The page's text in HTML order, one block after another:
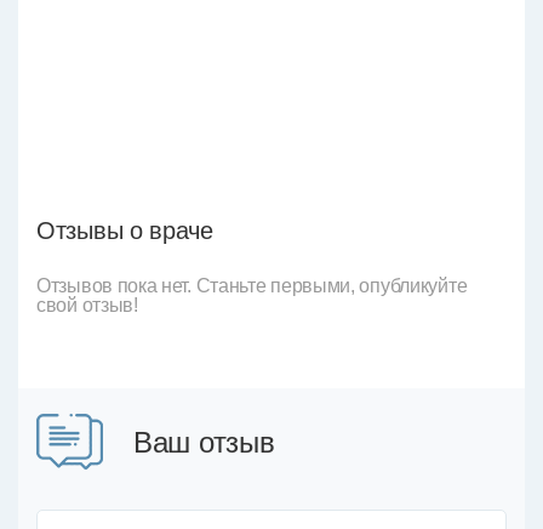
Отзывы о враче
Отзывов пока нет. Станьте первыми, опубликуйте
свой отзыв!
Ваш отзыв